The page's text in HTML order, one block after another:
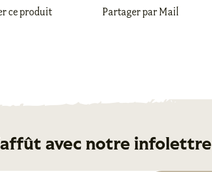
ce produit Partager par Mail
avec notre infolettre